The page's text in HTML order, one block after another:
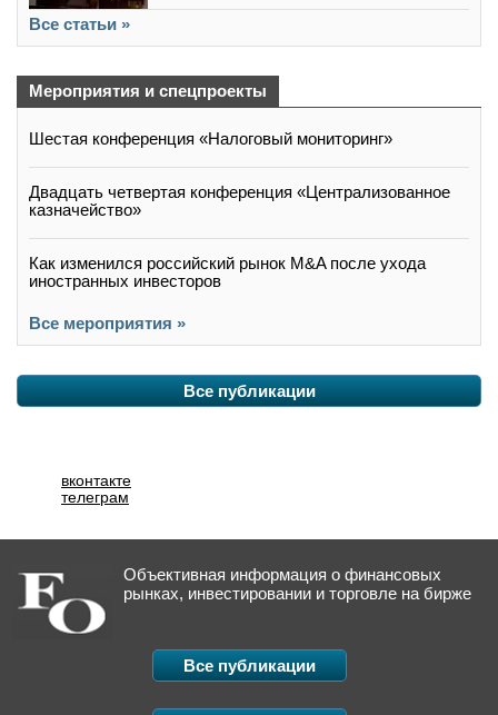
Все статьи »
Мероприятия и спецпроекты
Шестая конференция «Налоговый мониторинг»
Двадцать четвертая конференция «Централизованное
казначейство»
Как изменился российский рынок M&A после ухода
иностранных инвесторов
Все мероприятия »
Все публикации
вконтакте
телеграм
Объективная информация о финансовых
рынках, инвестировании и торговле на бирже
Все публикации